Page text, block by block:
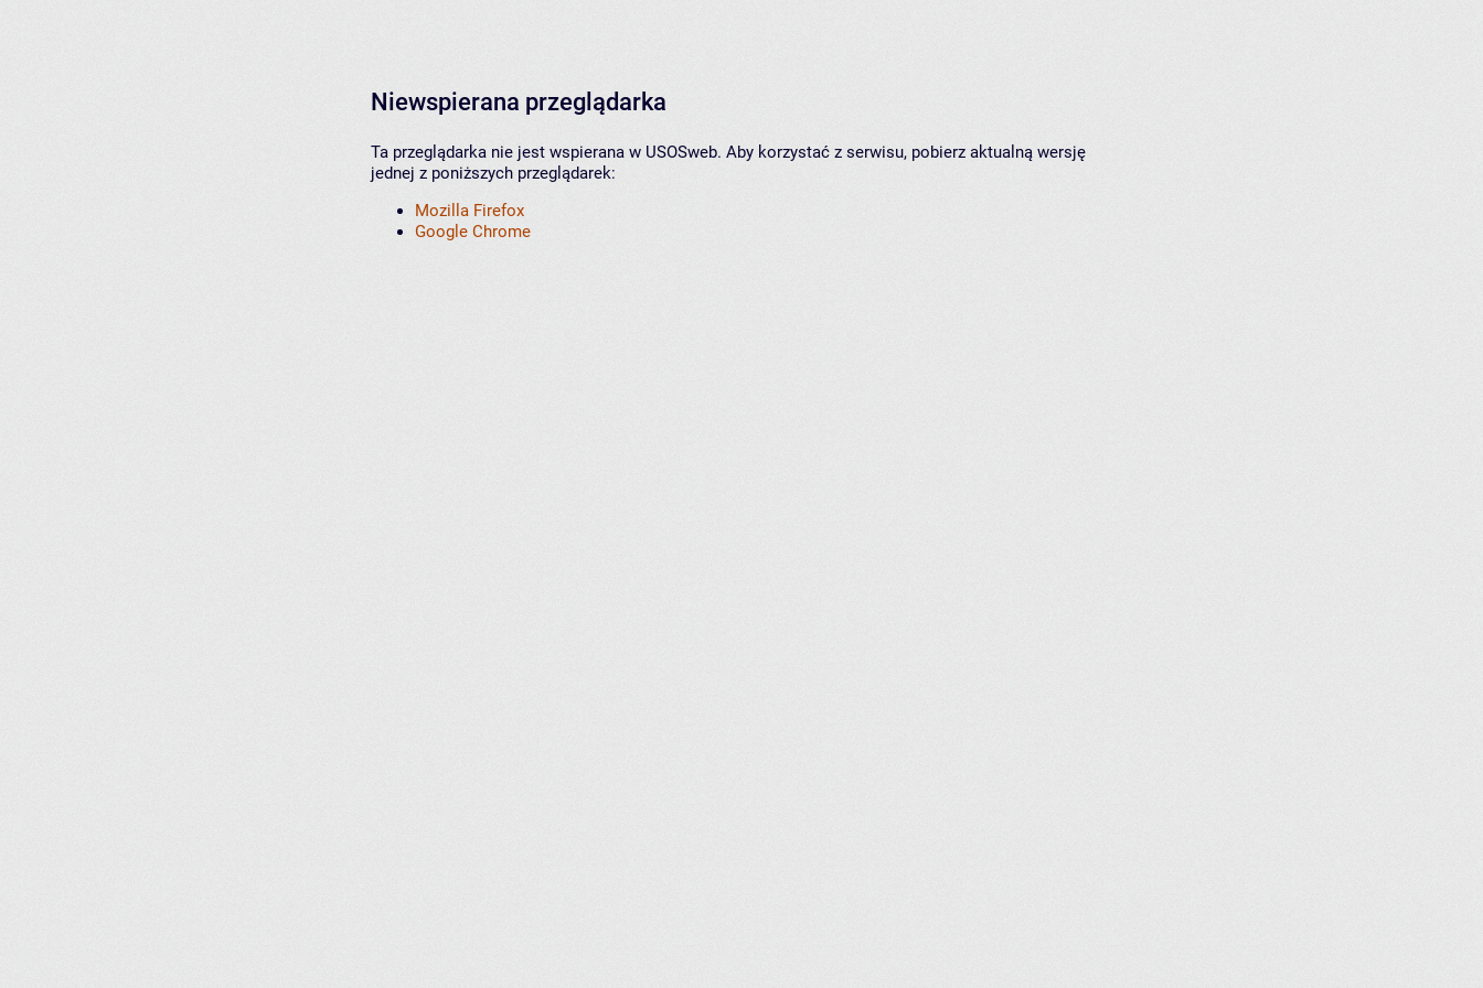
Niewspierana przeglądarka
Ta przeglądarka nie jest wspierana w USOSweb. Aby korzystać z serwisu, pobierz aktualną wersję
jednej z poniższych przeglądarek:
Mozilla Firefox
Google Chrome